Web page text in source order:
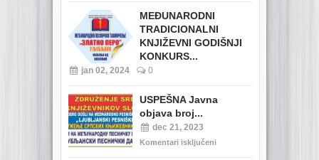
MEĐUNARODNI
TRADICIONALNI
KNJIŽEVNI GODIŠNJI
KONKURS...
jan 02, 2024 0
USPEŠNA Javna
objava broj...
dec 21, 2023
Komentari isključeni